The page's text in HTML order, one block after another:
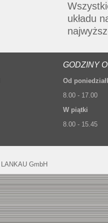
układu
GODZINY
Od
8.00 - 17.00
W piątki
8.00 - 15.45
GmbH